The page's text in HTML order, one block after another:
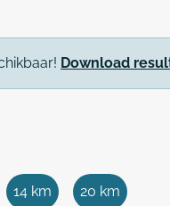
Download
14 km 20 km